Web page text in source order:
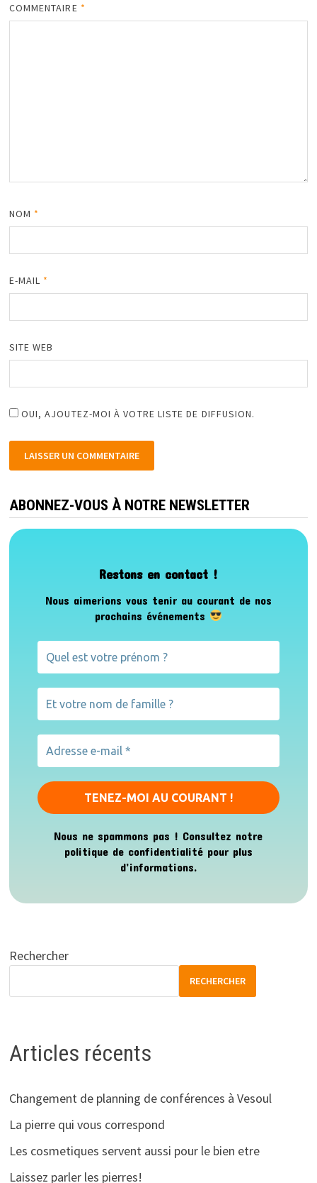
COMMENTAIRE *
NOM *
E-MAIL *
SITE WEB
OUI, AJOUTEZ-MOI À VOTRE LISTE DE DIFFUSION.
ABONNEZ-VOUS À NOTRE NEWSLETTER
Restons en contact !
Nous aimerions vous tenir au courant de nos
prochains événements
Nous ne spammons pas ! Consultez notre
politique de confidentialitépour plus
d’informations.
Rechercher
RECHERCHER
Articles récents
Changement de planning de conférences à Vesoul
La pierre qui vous correspond
Les cosmetiques servent aussi pour le bien etre
Laissez parler les pierres!